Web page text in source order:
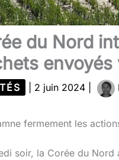
du Nord
2 juin 2024
fermement les
soir, la Corée du